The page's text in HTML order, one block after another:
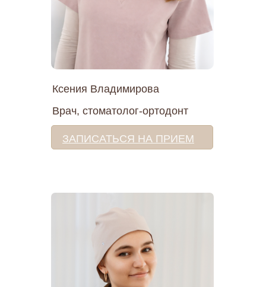
Ксения Владимирова
Врач, стоматолог-ортодонт
ЗАПИСАТЬСЯ НА ПРИЕМ